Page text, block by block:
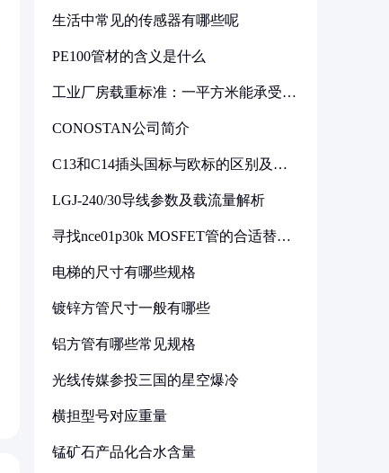
生活中常见的传感器有哪些呢
PE100管材的含义是什么
工业厂房载重标准：一平方米能承受多
CONOSTAN公司简介
C13和C14插头国标与欧标的区别及其
LGJ-240/30导线参数及载流量解析
寻找nce01p30k MOSFET管的合适替代
电梯的尺寸有哪些规格
镀锌方管尺寸一般有哪些
铝方管有哪些常见规格
光线传媒参投三国的星空爆冷
横担型号对应重量
锰矿石产品化合水含量